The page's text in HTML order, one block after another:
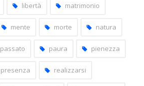
libertà matrimonio
mente morte natura
passato paura pienezza
presenza realizzarsi